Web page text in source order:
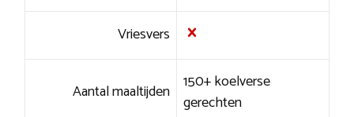
Vriesvers
Aantal maaltijden 150+ koelverse
gerechten